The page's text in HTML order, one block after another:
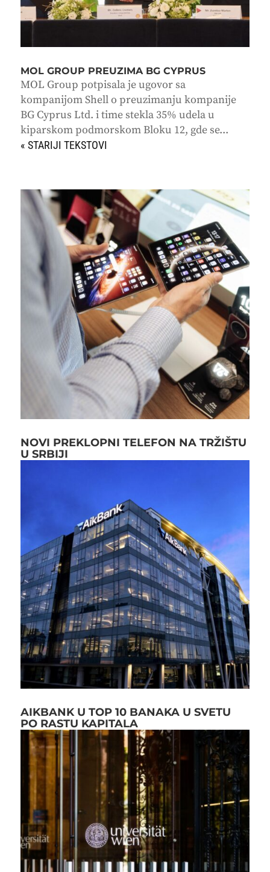
MOL GROUP PREUZIMA BG CYPRUS
MOL Group potpisala je ugovor sa
kompanijom Shell o preuzimanju kompanije
BG Cyprus Ltd. i time stekla 35% udela u
kiparskom podmorskom Bloku 12, gde se...
« STARIJI UNOSI
NOVI PREKLOPNI TELEFON NA TRŽIŠTU
U SRBIJI
AIKBANK U TOP 10 BANAKA U SVETU
PO RASTU KAPITALA